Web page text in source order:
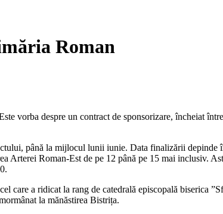
Roman
vorba despre un contract de sponsorizare, încheiat
până la mijlocul lunii iunie. Data finalizării depinde
Arterei Roman-Est de pe 12 până pe 15 mai inclusiv.
a ridicat la rang de catedrală episcopală biserica
la mănăstirea Bistrița.